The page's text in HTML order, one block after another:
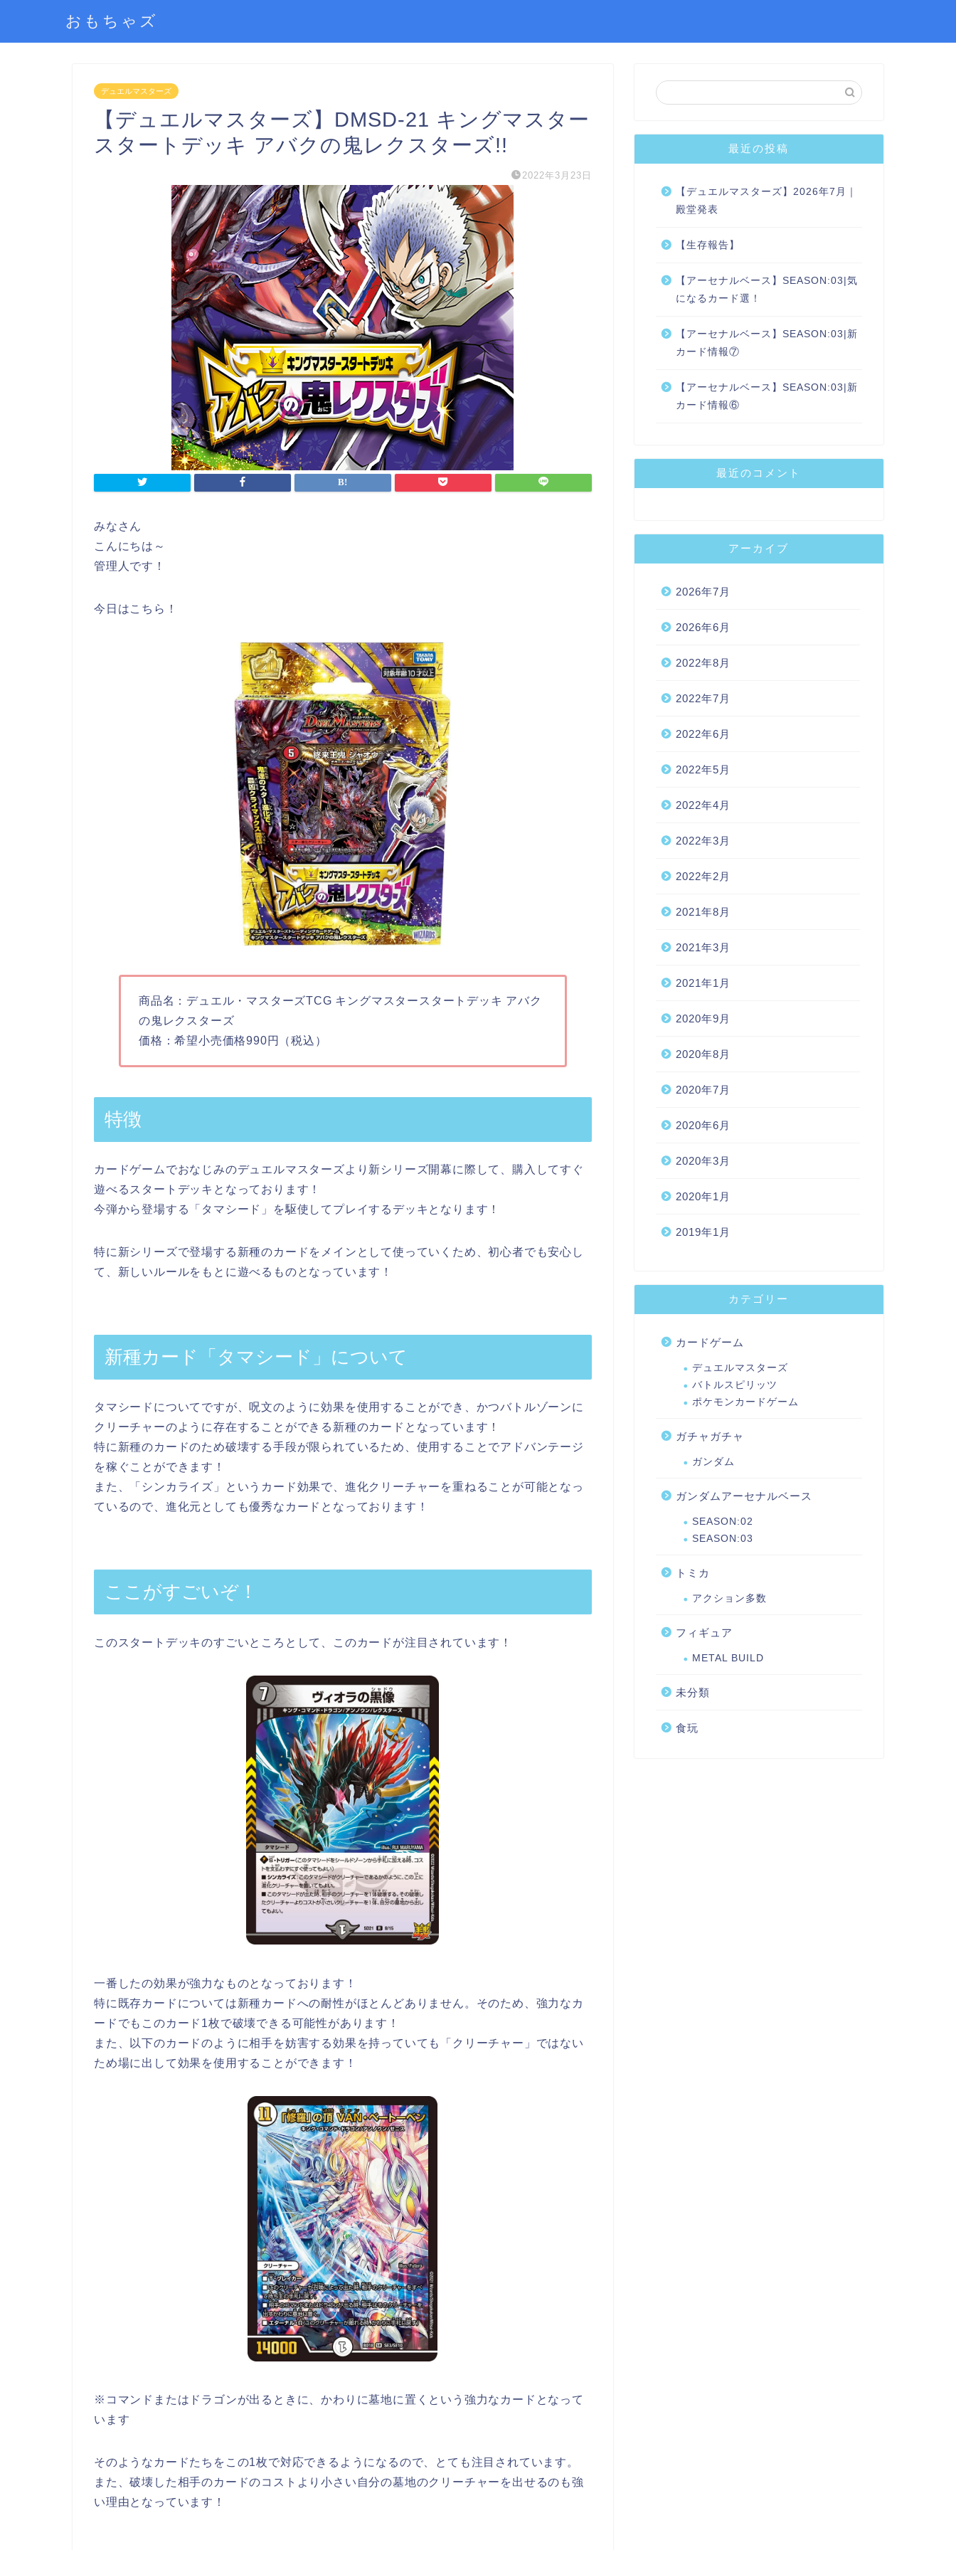
おもちゃズ
デュエルマスターズ
【デュエルマスターズ】DMSD-21 キングマスター
スタートデッキ アバクの鬼レクスターズ!!
2022年3月23日
みなさん
こんにちは～
管理人です！
今日はこちら！
商品名：デュエル・マスターズTCG キングマスタースタートデッキ アバク
の鬼レクスターズ
価格：希望小売価格990円（税込）
特徴
カードゲームでおなじみのデュエルマスターズより新シリーズ開幕に際して、購入してすぐ
遊べるスタートデッキとなっております！
今弾から登場する「タマシード」を駆使してプレイするデッキとなります！
特に新シリーズで登場する新種のカードをメインとして使っていくため、初心者でも安心し
て、新しいルールをもとに遊べるものとなっています！
新種カード「タマシード」について
タマシードについてですが、呪文のように効果を使用することができ、かつバトルゾーンに
クリーチャーのように存在することができる新種のカードとなっています！
特に新種のカードのため破壊する手段が限られているため、使用することでアドバンテージ
を稼ぐことができます！
また、「シンカライズ」というカード効果で、進化クリーチャーを重ねることが可能となっ
ているので、進化元としても優秀なカードとなっております！
ここがすごいぞ！
このスタートデッキのすごいところとして、このカードが注目されています！
一番したの効果が強力なものとなっております！
特に既存カードについては新種カードへの耐性がほとんどありません。そのため、強力なカ
ードでもこのカード1枚で破壊できる可能性があります！
また、以下のカードのように相手を妨害する効果を持っていても「クリーチャー」ではない
ため場に出して効果を使用することができます！
※コマンドまたはドラゴンが出るときに、かわりに墓地に置くという強力なカードとなって
います
そのようなカードたちをこの1枚で対応できるようになるので、とても注目されています。
また、破壊した相手のカードのコストより小さい自分の墓地のクリーチャーを出せるのも強
い理由となっています！
最近の投稿
【デュエルマスターズ】2026年7月｜
殿堂発表
【生存報告】
【アーセナルベース】SEASON:03|気
になるカード選！
【アーセナルベース】SEASON:03|新
カード情報⑦
【アーセナルベース】SEASON:03|新
カード情報⑥
最近のコメント
アーカイブ
2026年7月
2026年6月
2022年8月
2022年7月
2022年6月
2022年5月
2022年4月
2022年3月
2022年2月
2021年8月
2021年3月
2021年1月
2020年9月
2020年8月
2020年7月
2020年6月
2020年3月
2020年1月
2019年1月
カテゴリー
カードゲーム
デュエルマスターズ
バトルスピリッツ
ポケモンカードゲーム
ガチャガチャ
ガンダム
ガンダムアーセナルベース
SEASON:02
SEASON:03
トミカ
アクション多数
フィギュア
METAL BUILD
未分類
食玩